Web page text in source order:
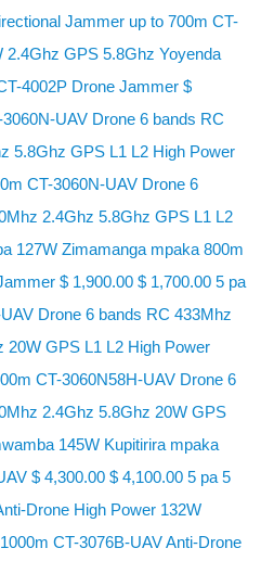
Jammer up to 700m CT-
2.4Ghz GPS 5.8Ghz Yoyenda
4002P Drone Jammer $
UAV Drone 6 bands RC
5.8Ghz GPS L1 L2 High Power
CT-3060N-UAV Drone 6
2.4Ghz 5.8Ghz GPS L1 L2
127W Zimamanga mpaka 800m
$ 1,900.00 $ 1,700.00 5 pa
Drone 6 bands RC 433Mhz
20W GPS L1 L2 High Power
CT-3060N58H-UAV Drone 6
2.4Ghz 5.8Ghz 20W GPS
145W Kupitirira mpaka
$ 4,300.00 $ 4,100.00 5 pa 5
Drone High Power 132W
CT-3076B-UAV Anti-Drone